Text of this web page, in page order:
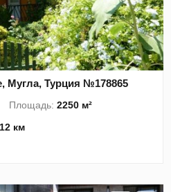
Мугла, Турция №178865
Площадь:2250 м²
12 км